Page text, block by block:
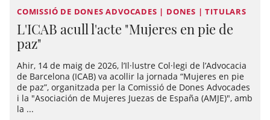
COMISSIÓ DE DONES ADVOCADES | DONES | TITULARS
L'ICAB acull l'acte "Mujeres en pie de
paz"
Ahir, 14 de maig de 2026, l’Il·lustre Col·legi de l’Advocacia
de Barcelona (ICAB) va acollir la jornada “Mujeres en pie
de paz”, organitzada per la Comissió de Dones Advocades
i la "Asociación de Mujeres Juezas de España (AMJE)", amb
la ...